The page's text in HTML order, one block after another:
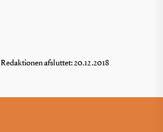
Redaktionen afsluttet: 20.12.2018